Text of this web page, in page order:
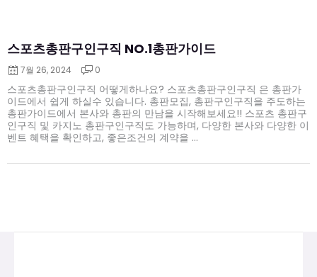
스포츠총판구인구직 NO.1총판가이드
7월 26, 2024 0
스포츠총판구인구직 어떻게하나요? 스포츠총판구인구직 은 총판가
이드에서 쉽게 하실수 있습니다. 총판모집, 총판구인구직을 주도하는
총판가이드에서 본사와 총판의 만남을 시작해보세요!! 스포츠 총판구
인구직 및 카지노 총판구인구직도 가능하며, 다양한 본사와 다양한 이
벤트 혜택을 확인하고, 좋은조건의 계약을 ...